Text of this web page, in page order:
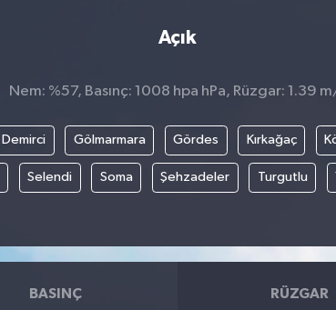
Açık
Nem: %57, Basınç: 1008 hpa hPa, Rüzgar: 1.39
Demirci Gölmarmara Gördes Kırkağaç
Selendi Soma Şehzadeler Turgutlu
BASINÇ RÜZGAR